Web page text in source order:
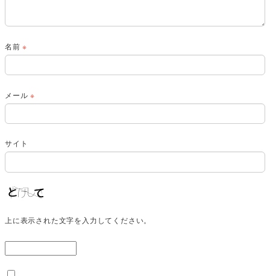
名前※
メール※
サイト
上に表示された文字を入力してください。